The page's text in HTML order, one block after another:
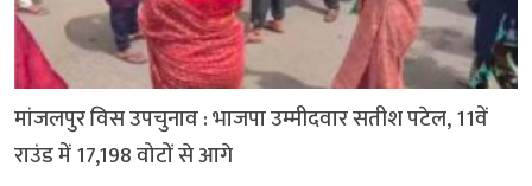
मांजलपुर विस उपचुनाव : भाजपा उम्मीदवार सतीश पटेल, 11वें
राउंड में 17,198 वोटों से आगे